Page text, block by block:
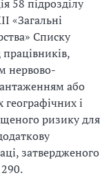
58 підрозділу
«Загальні
Списку
нервово-
або
і
ризику для
затвердженого